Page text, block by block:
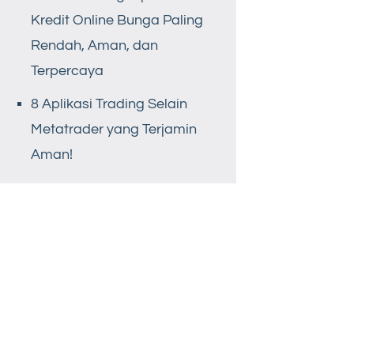
Kredit Online Bunga Paling
Rendah, Aman, dan
Terpercaya
8 Aplikasi Trading Selain
Metatrader yang Terjamin
Aman!